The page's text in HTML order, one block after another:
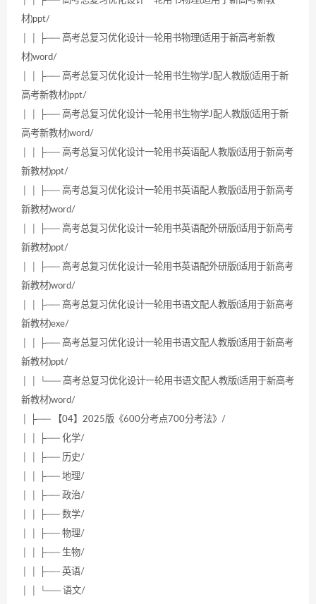
材)ppt/
│ │ ├── 高考总复习优化设计一轮用书物理(适用于新高考新教
材)word/
│ │ ├── 高考总复习优化设计一轮用书生物学J配人教版(适用于新
高考新教材)ppt/
│ │ ├── 高考总复习优化设计一轮用书生物学J配人教版(适用于新
高考新教材)word/
│ │ ├── 高考总复习优化设计一轮用书英语配人教版(适用于新高考
新教材)ppt/
│ │ ├── 高考总复习优化设计一轮用书英语配人教版(适用于新高考
新教材)word/
│ │ ├── 高考总复习优化设计一轮用书英语配外研版(适用于新高考
新教材)ppt/
│ │ ├── 高考总复习优化设计一轮用书英语配外研版(适用于新高考
新教材)word/
│ │ ├── 高考总复习优化设计一轮用书语文配人教版(适用于新高考
新教材)exe/
│ │ ├── 高考总复习优化设计一轮用书语文配人教版(适用于新高考
新教材)ppt/
│ │ └── 高考总复习优化设计一轮用书语文配人教版(适用于新高考
新教材)word/
│ ├── 【04】2025版《600分考点700分考法》/
│ │ ├── 化学/
│ │ ├── 历史/
│ │ ├── 地理/
│ │ ├── 政治/
│ │ ├── 数学/
│ │ ├── 物理/
│ │ ├── 生物/
│ │ ├── 英语/
│ │ └── 语文/